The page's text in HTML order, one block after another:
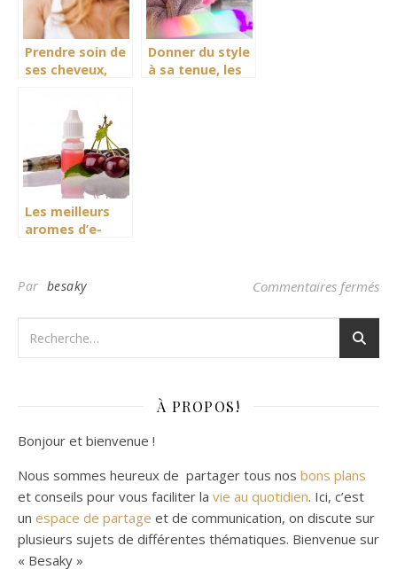
Prendre soin de
ses cheveux,
Donner du style
à sa tenue, les
Les meilleurs
aromes d’e-
Par besaky Commentaires fermés
À PROPOS!
Bonjour et bienvenue !
Nous sommes heureux de partager tous nos bons plans
et conseils pour vous faciliter la vie au quotidien. Ici, c’est
un espace de partage et de communication, on discute sur
plusieurs sujets de différentes thématiques. Bienvenue sur
« Besaky »